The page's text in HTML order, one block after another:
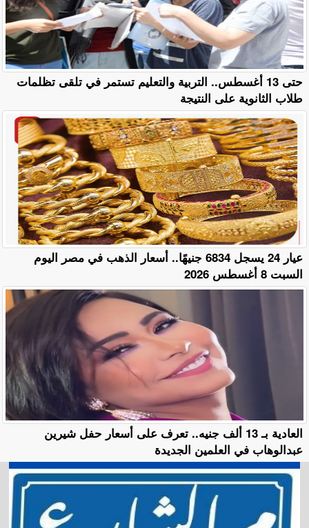
حتى 13 أغسطس.. التربية والتعليم تستمر في تلقى تظلمات
طلاب الثانوية على النتيجة
عيار 24 يسجل 6834 جنيهًا.. أسعار الذهب في مصر اليوم
السبت 8 أغسطس 2026
العادية بـ 13 ألف جنيه.. تعرف على أسعار حفل شيرين
عبدالوهاب في العلمين الجديدة